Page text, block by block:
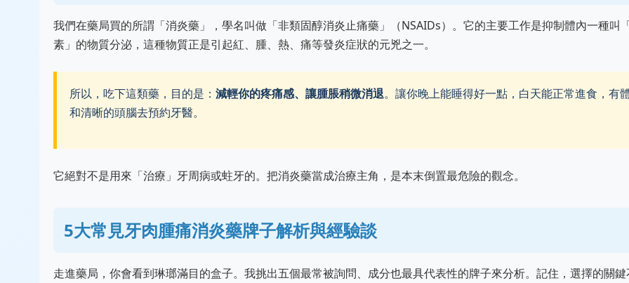
我們在藥局買的所謂「消炎藥」，學名叫做「非類固醇消炎止痛藥」（NSAIDs）。它的主要工作是抑制體內一種叫
素」的物質分泌，這種物質正是引起紅、腫、熱、痛等發炎症狀的元兇之一。
所以，吃下這類藥，目的是： 減輕你的疼痛感、讓腫脹稍微消退。讓你晚上能睡得好一點，白天能正常進食，有
和清晰的頭腦去預約牙醫。
它絕對不是用來「治療」牙周病或蛀牙的。把消炎藥當成治療主角，是本末倒置最危險的觀念。
5大常見牙肉腫痛消炎藥牌子解析與經驗談
走進藥局，你會看到琳瑯滿目的盒子。我挑出五個最常被詢問、成分也最具代表性的牌子來分析。記住，選擇的關